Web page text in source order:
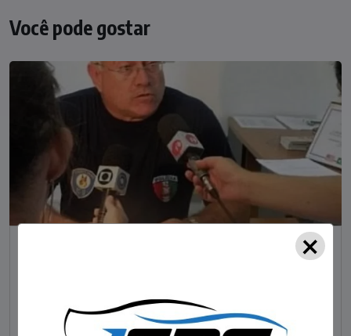
Você pode gostar
Foragido pela morte de delegado aposentado
em bar morre em confronto com a polícia em SC
×